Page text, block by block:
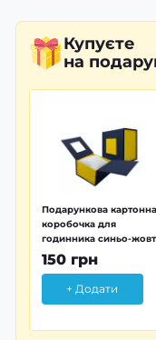
Купуєте
на
Подарункова картонна
коробочка для
годинника синьо-
150 грн
+ Додати